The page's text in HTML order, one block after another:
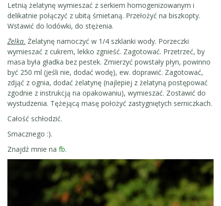
Letnią żelatynę wymieszać z serkiem homogenizowanym i
delikatnie połączyć z ubitą śmietaną. Przełożyć na biszkopty.
Wstawić do lodówki, do stężenia.
Żelka. Żelatynę namoczyć w 1/4 szklanki wody. Porzeczki
wymieszać z cukrem, lekko zgnieść. Zagotować. Przetrzeć, by
masa była gładka bez pestek. Zmierzyć powstały płyn, powinno
być 250 ml (jeśli nie, dodać wodę), ew. doprawić. Zagotować,
zdjąć z ognia, dodać żelatynę (najlepiej z żelatyną postępować
zgodnie z instrukcją na opakowaniu), wymieszać. Zostawić do
wystudzenia. Tężejącą masę położyć zastygniętych serniczkach.
Całość schłodzić.
Smacznego :).
Znajdź mnie na fb.